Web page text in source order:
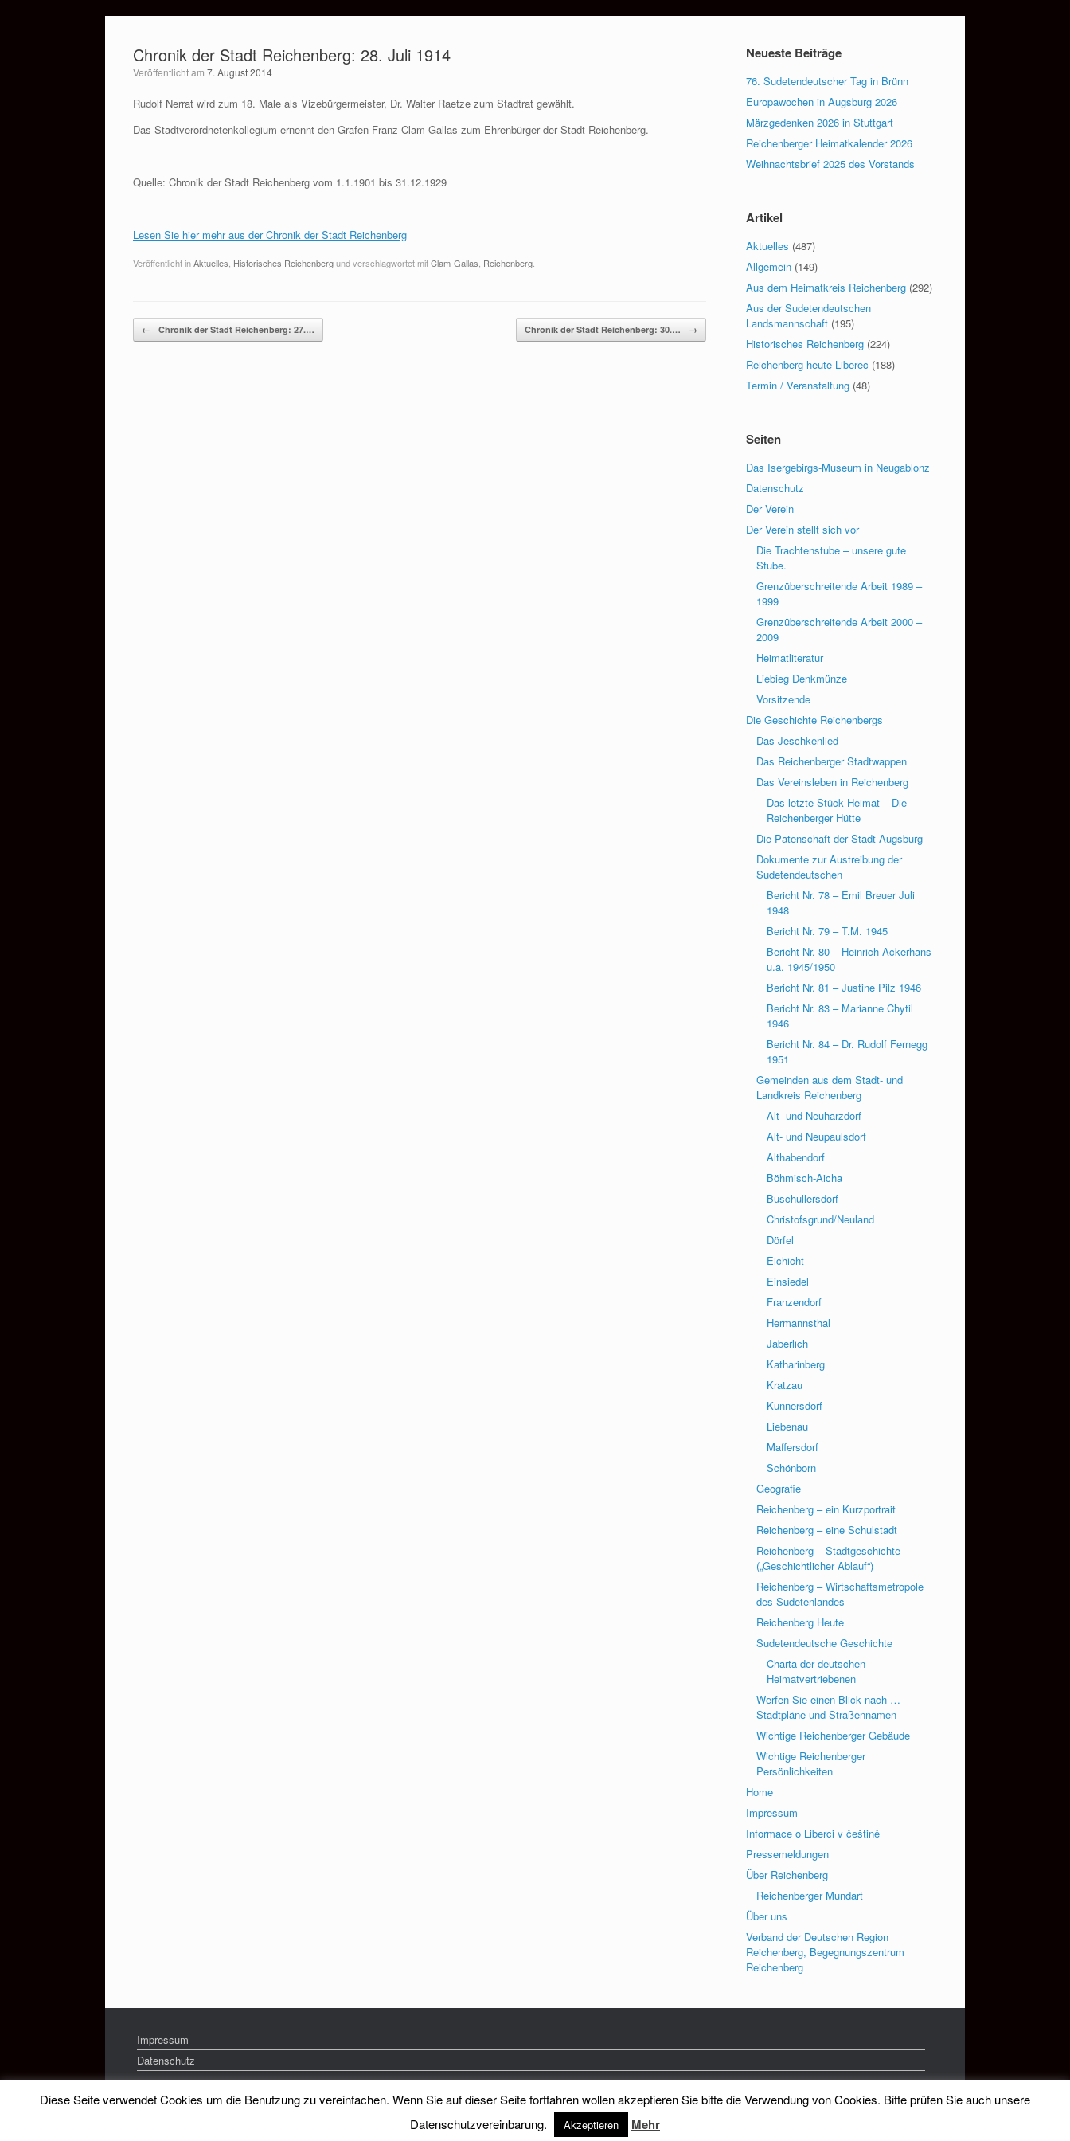
springenChronik der Stadt Reichenberg: 28. Juli 1914
Veröffentlicht am 7. August 2014
Rudolf Nerrat wird zum 18. Male als Vizebürgermeister, Dr. Walter Raetze zum Stadtrat gewählt.
Das Stadtverordnetenkollegium ernennt den Grafen Franz Clam-Gallas zum Ehrenbürger der Stadt Reichenberg.
Quelle: Chronik der Stadt Reichenberg vom 1.1.1901 bis 31.12.1929
Lesen Sie hier mehr aus der Chronik der Stadt Reichenberg
Veröffentlicht inAktuelles Historisches Reichenbergund verschlagwortet mitClam-Gallas Reichenberg
Beitragsnavigation
← Chronik der Stadt Reichenberg: 27.… Chronik der Stadt Reichenberg: 30.… →
Neueste Beiträge
76. Sudetendeutscher Tag in Brünn
Europawochen in Augsburg 2026
Märzgedenken 2026 in Stuttgart
Reichenberger Heimatkalender 2026
Weihnachtsbrief 2025 des Vorstands
Artikel
Aktuelles (487)
Allgemein (149)
Aus dem Heimatkreis Reichenberg (292)
Aus der Sudetendeutschen
Landsmannschaft (195)
Historisches Reichenberg (224)
Reichenberg heute Liberec (188)
Termin / Veranstaltung (48)
Seiten
Das Isergebirgs-Museum in Neugablonz
Datenschutz
Der Verein
Der Verein stellt sich vor
Die Trachtenstube – unsere gute
Stube.
Grenzüberschreitende Arbeit 1989 –
1999
Grenzüberschreitende Arbeit 2000 –
2009
Heimatliteratur
Liebieg Denkmünze
Vorsitzende
Die Geschichte Reichenbergs
Das Jeschkenlied
Das Reichenberger Stadtwappen
Das Vereinsleben in Reichenberg
Das letzte Stück Heimat – Die
Reichenberger Hütte
Die Patenschaft der Stadt Augsburg
Dokumente zur Austreibung der
Sudetendeutschen
Bericht Nr. 78 – Emil Breuer Juli
1948
Bericht Nr. 79 – T.M. 1945
Bericht Nr. 80 – Heinrich Ackerhans
u.a. 1945/1950
Bericht Nr. 81 – Justine Pilz 1946
Bericht Nr. 83 – Marianne Chytil
1946
Bericht Nr. 84 – Dr. Rudolf Fernegg
1951
Gemeinden aus dem Stadt- und
Landkreis Reichenberg
Alt- und Neuharzdorf
Alt- und Neupaulsdorf
Althabendorf
Böhmisch-Aicha
Buschullersdorf
Christofsgrund/Neuland
Dörfel
Eichicht
Einsiedel
Franzendorf
Hermannsthal
Jaberlich
Katharinberg
Kratzau
Kunnersdorf
Liebenau
Maffersdorf
Schönborn
Geografie
Reichenberg – ein Kurzportrait
Reichenberg – eine Schulstadt
Reichenberg – Stadtgeschichte
(„Geschichtlicher Ablauf“)
Reichenberg – Wirtschaftsmetropole
des Sudetenlandes
Reichenberg Heute
Sudetendeutsche Geschichte
Charta der deutschen
Heimatvertriebenen
Werfen Sie einen Blick nach …
Stadtpläne und Straßennamen
Wichtige Reichenberger Gebäude
Wichtige Reichenberger
Persönlichkeiten
Home
Impressum
Informace o Liberci v češtině
Pressemeldungen
Über Reichenberg
Reichenberger Mundart
Über uns
Verband der Deutschen Region
Reichenberg, Begegnungszentrum
Reichenberg
Impressum
Datenschutz
Heimatkreis Reichenberg Stadt und Land e.V. Theme bySiteOrigin
Diese Seite verwendet Cookies um die Benutzung zu vereinfachen. Wenn Sie auf dieser Seite fortfahren wollen akzeptieren Sie bitte die Verwendung von Cookies. Bitte prüfen Sie auch unsere
Datenschutzvereinbarung.
Akzeptieren Mehr